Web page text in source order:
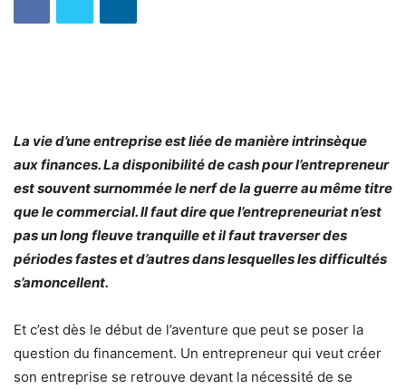
La vie d’une entreprise est liée de manière intrinsèque
aux finances. La disponibilité de cash pour l’entrepreneur
est souvent surnommée le nerf de la guerre au même titre
que le commercial. Il faut dire que l’entrepreneuriat n’est
pas un long fleuve tranquille et il faut traverser des
périodes fastes et d’autres dans lesquelles les difficultés
s’amoncellent.
Et c’est dès le début de l’aventure que peut se poser la
question du financement. Un entrepreneur qui veut créer
son entreprise se retrouve devant la nécessité de se